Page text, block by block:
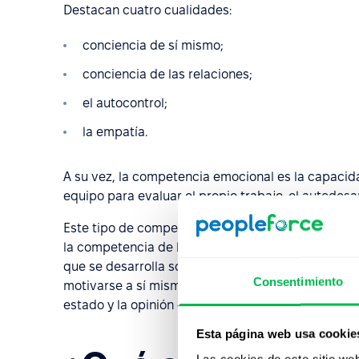
Consentimiento
Esta página web usa
Destacan cuatro cualidades:
conciencia de sí mismo;
conciencia de las relaciones;
el autocontrol;
la empatía.
A su vez, la competencia emocional es la
equipo para evaluar el propio trabajo, el
Este tipo de competencia es una forma de
la competencia de la inteligencia. El liderazgo
que se desarrolla sobre antecedentes de alta
motivarse a sí mismo y a los demás para lograr
estado y la opinión de los colegas.